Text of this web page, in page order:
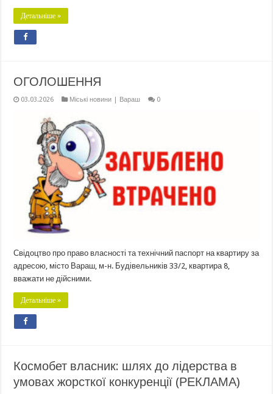
Детальніше »
ОГОЛОШЕННЯ
03.03.2026 Міські новини | Вараш 0
Свідоцтво про право власності та технічний паспорт на квартиру за
адресою, місто Вараш, м-н. Будівельників 33/2, квартира 8,
вважати не дійсними.
Детальніше »
Космобет власник: шлях до лідерства в
умовах жорсткої конкуренції (РЕКЛАМА)